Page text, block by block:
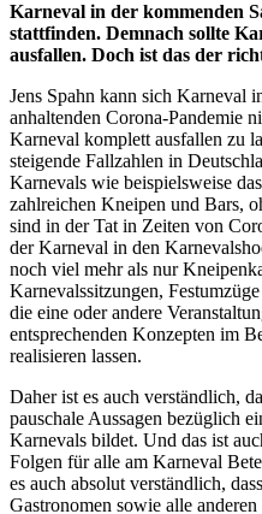
Karneval in der kommenden
stattfinden. Demnach sollte
ausfallen. Doch ist das der
Jens Spahn kann sich Karneval
anhaltenden Corona-Pandemie
Karneval komplett ausfallen zu
steigende Fallzahlen in
Karnevals wie beispielsweise
zahlreichen Kneipen und Bars,
sind in der Tat in Zeiten von
der Karneval in den
noch viel mehr als nur
Karnevalssitzungen,
die eine oder andere
entsprechenden Konzepten im
realisieren lassen.
Daher ist es auch verständlich,
pauschale Aussagen bezüglich
Karnevals bildet. Und das ist
Folgen für alle am Karneval
es auch absolut verständlich,
Gastronomen sowie alle